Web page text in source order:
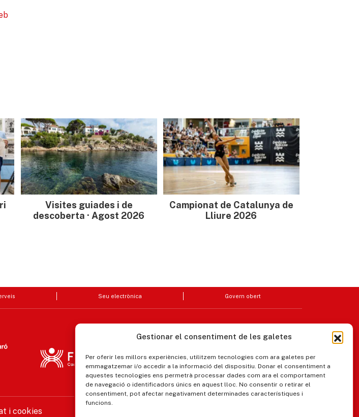
Gestionar el consentiment de les galetes
Per oferir les millors experiències, utilitzem tecnologies com ara galetes per
emmagatzemar i/o accedir a la informació del dispositiu. Donar el consentiment a
aquestes tecnologies ens permetrà processar dades com ara el comportament
de navegació o identificadors únics en aquest lloc. No consentir o retirar el
consentiment, pot afectar negativament determinades característiques i
funcions.
Visites guiades i de
descoberta · Agost 2026
Campionat de Catalunya de
Lliure 2026
Seu electrònica Govern obert
i cookies